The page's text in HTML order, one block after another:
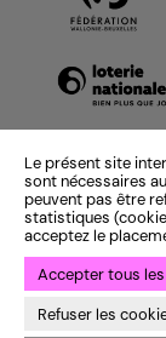
Le présent site
sont nécessaires
peuvent pas être
statistiques
acceptez le
Accepter tous
Refuser les
Binary—